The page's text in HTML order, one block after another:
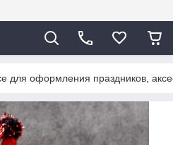
для оформления праздников,